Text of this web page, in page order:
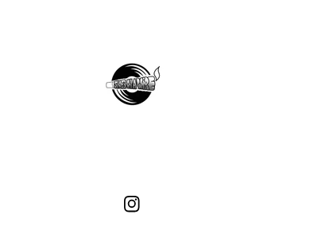
Instagram